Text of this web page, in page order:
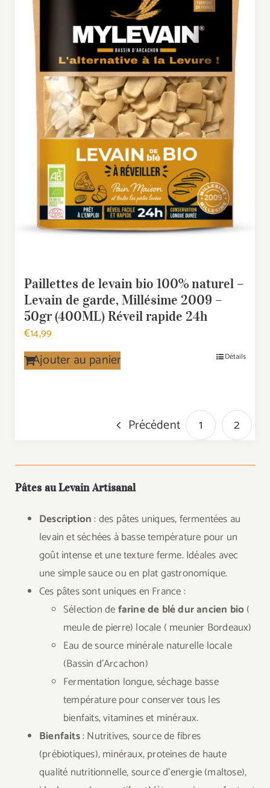
Paillettes de levain bio 100% naturel –
Levain de garde, Millésime 2009 –
50gr (400ML) Réveil rapide 24h
€14,99
Ajouter au panier Détails
Précédent 1 2
Pâtes au Levain Artisanal
Description: des pâtes uniques, fermentées au
levain et séchées à basse température pour un
goût intense et une texture ferme. Idéales avec
une simple sauce ou en plat gastronomique.
Ces pâtes sont uniques en France :
Sélection defarine de blé dur ancien bio(
meule de pierre) locale ( meunier Bordeaux)
Eau de source minérale naturelle locale
(Bassin d’Arcachon)
Fermentation longue, séchage basse
température pour conserver tous les
bienfaits, vitamines et minéraux.
Bienfaits: Nutritives, source de fibres
(prébiotiques), minéraux, proteines de haute
qualité nutritionnelle, source d’energie (maltose),